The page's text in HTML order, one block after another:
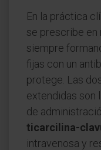
En la práctica
se prescribe en
siempre
fijas con un
protege. Las
extendidas son
de
ticarcilina-
intravenosa y